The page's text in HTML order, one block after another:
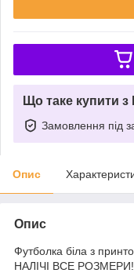
Що таке купити
Замовлення під
Опис
Опис
Футболка біла з
НАЛІЧІ ВСЕ РОЗМЕРИ!